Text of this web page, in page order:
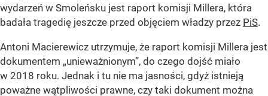
wydarzeń w Smoleńsku jest raport komisji Millera, która
badała tragedię jeszcze przed objęciem władzy przez PiS.
Antoni Macierewicz utrzymuje, że raport komisji Millera jest
dokumentem „unieważnionym”, do czego dojść miało
w 2018 roku. Jednak i tu nie ma jasności, gdyż istnieją
poważne wątpliwości prawne, czy taki dokument można